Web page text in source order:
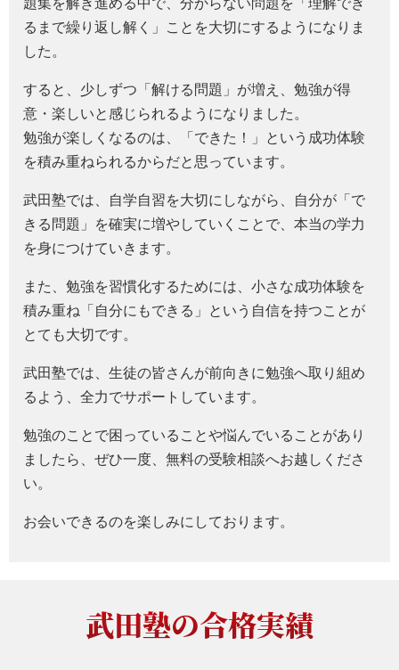
るまで繰り返し解く」ことを大切にするようになりま
した。
すると、少しずつ「解ける問題」が増え、勉強が得
意・楽しいと感じられるようになりました。
勉強が楽しくなるのは、「できた！」という成功体験
を積み重ねられるからだと思っています。
武田塾では、自学自習を大切にしながら、自分が「で
きる問題」を確実に増やしていくことで、本当の学力
を身につけていきます。
また、勉強を習慣化するためには、小さな成功体験を
積み重ね「自分にもできる」という自信を持つことが
とても大切です。
武田塾では、生徒の皆さんが前向きに勉強へ取り組め
るよう、全力でサポートしています。
勉強のことで困っていることや悩んでいることがあり
ましたら、ぜひ一度、無料の受験相談へお越しくださ
い。
お会いできるのを楽しみにしております。
武田塾の合格実績